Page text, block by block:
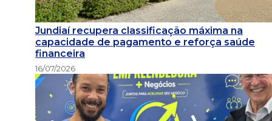
Jundiaí recupera classificação máxima na
capacidade de pagamento e reforça saúde
financeira
16/07/2026